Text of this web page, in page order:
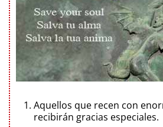
Aquellos que recen con
recibirán gracias especiales.